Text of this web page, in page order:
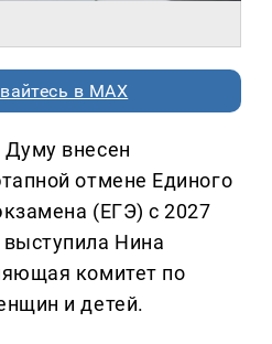
в MAX
Думу внесен
отмене Единого
(ЕГЭ) с 2027
Нина
комитет по
и детей.